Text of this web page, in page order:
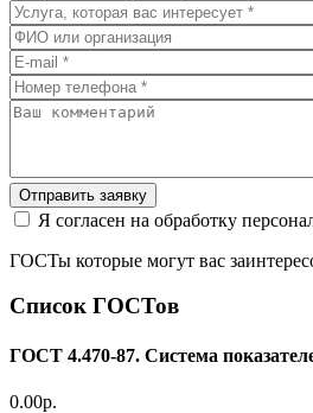
Отправить заявку
Я согласен на обработку
ГОСТы которые могут вас
Список ГОСТов
ГОСТ 4.470-87. Система
0.00р.